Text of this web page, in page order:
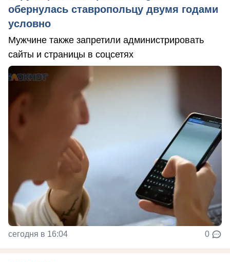
обернулась ставропольцу двумя годами
условно
Мужчине также запретили администрировать
сайты и страницы в соцсетях
сегодня в 16:04 0